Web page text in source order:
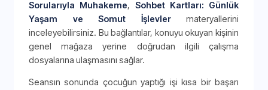
Sorularıyla Muhakeme, Sohbet Kartları: Günlük
Yaşam ve Somut İşlevlermateryallerini
inceleyebilirsiniz. Bu bağlantılar, konuyu okuyan kişinin
genel mağaza yerine doğrudan ilgili çalışma
dosyalarına ulaşmasını sağlar.
Seansın sonunda çocuğun yaptığı işi kısa bir başarı